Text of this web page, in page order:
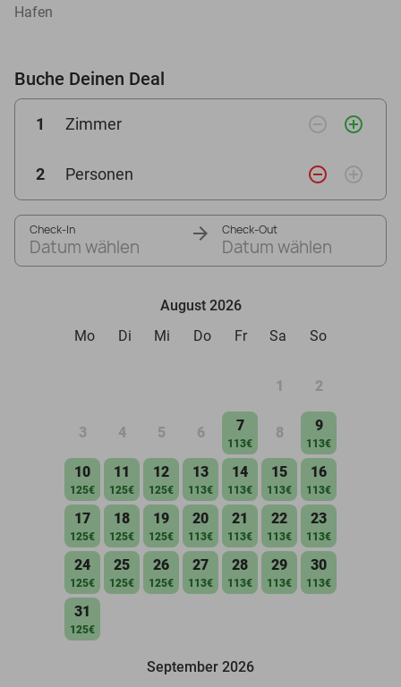
Hafen
Buche Deinen Deal
1 Zimmer remove_circle_outline add_circle_outline
2 Personen remove_circle_outline add_circle_outline
Check-In
Datum wählen
Check-Out
Datum wählen
August 2026
Mo
Di Mi Do Fr Sa So
1 2
3 4 5 6 7
113€
8 9
113€
10
125€
11
125€
12
125€
13
113€
14
113€
15
113€
16
113€
17
125€
18
125€
19
125€
20
113€
21
113€
22
113€
23
113€
24
125€
25
125€
26
125€
27
113€
28
113€
29
113€
30
113€
31
125€
September 2026